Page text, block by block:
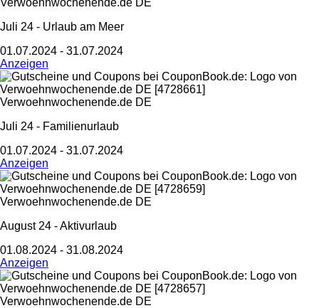
Juli 24 - Urlaub am Meer
01.07.2024 - 31.07.2024
Anzeigen
Verwoehnwochenende.de DE
Juli 24 - Familienurlaub
01.07.2024 - 31.07.2024
Anzeigen
Verwoehnwochenende.de DE
August 24 - Aktivurlaub
01.08.2024 - 31.08.2024
Anzeigen
Verwoehnwochenende.de DE